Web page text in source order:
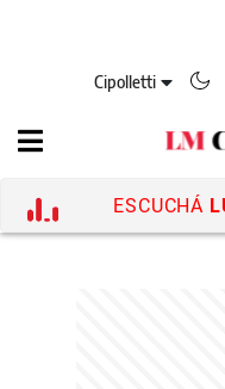
Cipolletti
ESCUCHÁ